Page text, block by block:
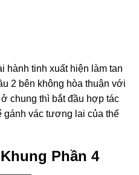
hành tinh xuất hiện làm tan
2 bên không hòa thuận với
chung thì bắt đầu hợp tác
gánh vác tương lai của thế
Phần 4